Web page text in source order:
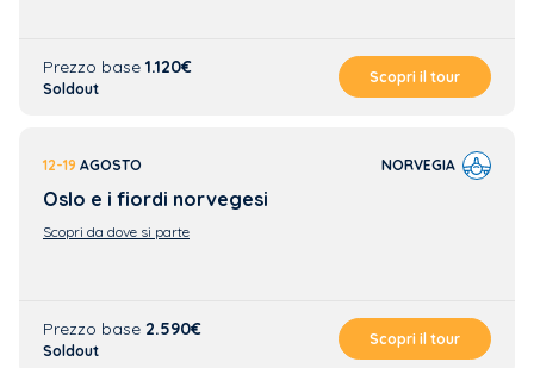
Prezzo base 1.120€
Soldout
Scopri il tour
12-19 AGOSTO NORVEGIA
Oslo e i fiordi norvegesi
Scopri da dove si parte
Prezzo base 2.590€
Soldout
Scopri il tour